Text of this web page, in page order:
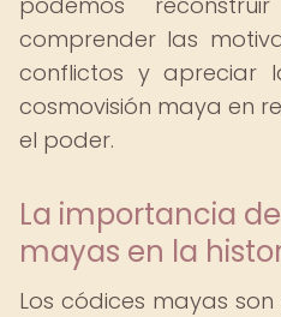
comprender las
conflictos y apreciar
cosmovisión maya en
el poder.
La importancia
mayas en la
Los códices mayas